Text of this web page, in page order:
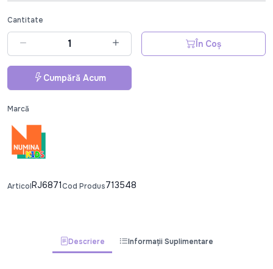
Cantitate
În Coș
Cumpără Acum
Marcă
ArticolRJ6871Cod Produs713548
Descriere Informații Suplimentare